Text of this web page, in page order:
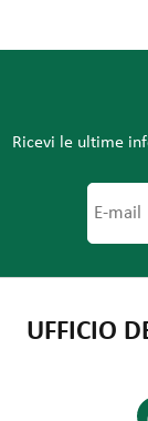
Ricevi le ultime
UFFICIO